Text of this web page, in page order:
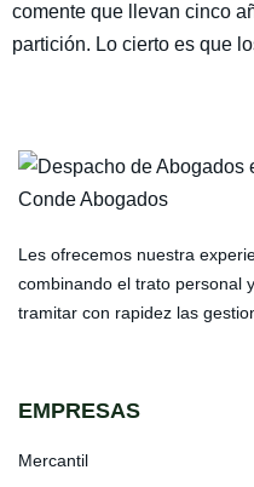
comente que llevan cinco
partición. Lo cierto es que
Les ofrecemos nuestra
combinando el trato personal
tramitar con rapidez las
EMPRESAS
Mercantil